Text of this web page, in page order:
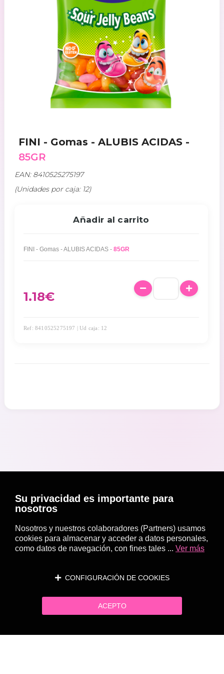
FINI - Gomas - ALUBIS ACIDAS -
85GR
EAN: 8410525275197
(Unidades por caja: 12)
Añadir al carrito
FINI - Gomas - ALUBIS ACIDAS - 85GR
1.18€
Ref: 8410525275197 | Ud caja: 12
Su privacidad es importante para
nosotros
Nosotros y nuestros colaboradores (Partners) usamos
cookies para almacenar y acceder a datos personales,
como datos de navegación, con fines tales ... Ver más
CONFIGURACIÓN DE COOKIES
ACEPTO